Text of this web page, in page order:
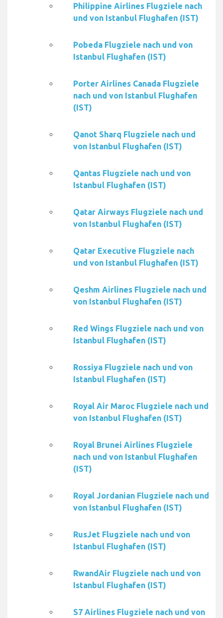
Philippine Airlines Flugziele nach
und von Istanbul Flughafen (IST)
Pobeda Flugziele nach und von
Istanbul Flughafen (IST)
Porter Airlines Canada Flugziele
nach und von Istanbul Flughafen
(IST)
Qanot Sharq Flugziele nach und
von Istanbul Flughafen (IST)
Qantas Flugziele nach und von
Istanbul Flughafen (IST)
Qatar Airways Flugziele nach und
von Istanbul Flughafen (IST)
Qatar Executive Flugziele nach
und von Istanbul Flughafen (IST)
Qeshm Airlines Flugziele nach und
von Istanbul Flughafen (IST)
Red Wings Flugziele nach und von
Istanbul Flughafen (IST)
Rossiya Flugziele nach und von
Istanbul Flughafen (IST)
Royal Air Maroc Flugziele nach und
von Istanbul Flughafen (IST)
Royal Brunei Airlines Flugziele
nach und von Istanbul Flughafen
(IST)
Royal Jordanian Flugziele nach und
von Istanbul Flughafen (IST)
RusJet Flugziele nach und von
Istanbul Flughafen (IST)
RwandAir Flugziele nach und von
Istanbul Flughafen (IST)
S7 Airlines Flugziele nach und von